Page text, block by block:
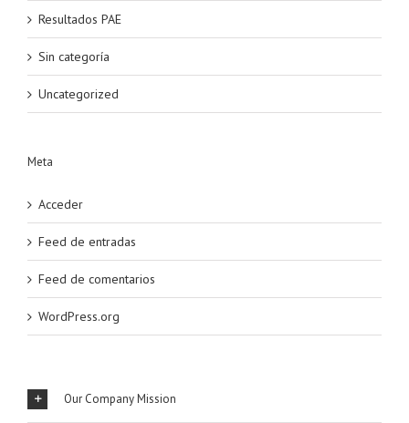
Resultados PAE
Sin categoría
Uncategorized
Meta
Acceder
Feed de entradas
Feed de comentarios
WordPress.org
Our Company Mission